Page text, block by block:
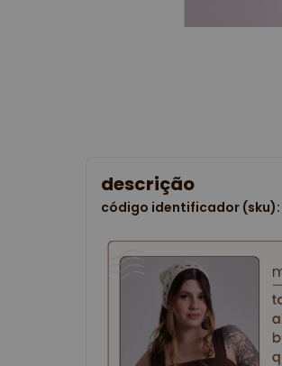
descrição
código identificador (sku):